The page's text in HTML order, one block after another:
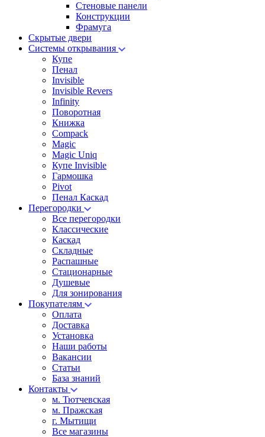
Стеновые панели
Конструкции
Фрамуга
Скрытые двери
Системы открывания
Купе
Пенал
Invisible
Invisible Revers
Infinity
Поворотная
Книжка
Compack
Magic
Magic Uniq
Купе Invisible
Гармошка
Pivot
Пенал Каскад
Перегородки
Все перегородки
Классические
Каскад
Складные
Распашные
Стационарные
Душевые
Для зонирования
Покупателям
Оплата
Доставка
Установка
Наши работы
Вакансии
Статьи
База знаний
Контакты
м. Тютчевская
м. Пражская
г. Мытищи
Все магазины